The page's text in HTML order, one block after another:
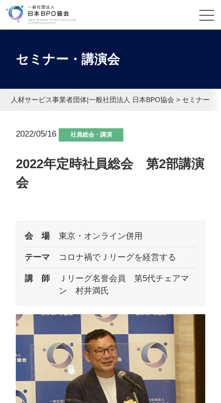
セミナー・講演会
人材サービス事業者団体|一般社団法人 日本BPO協会 > セミナー・
2022/05/16 社員総会・講演
2022年定時社員総会 第2部講演
会
会 場 東京・オンライン併用
テーマ コロナ禍でＪリーグを経営する
講 師
Ｊリーグ名誉会員 第5代チェアマ
ン 村井満氏